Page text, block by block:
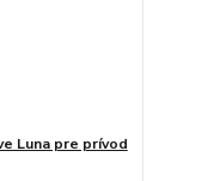
Luna pre prívod